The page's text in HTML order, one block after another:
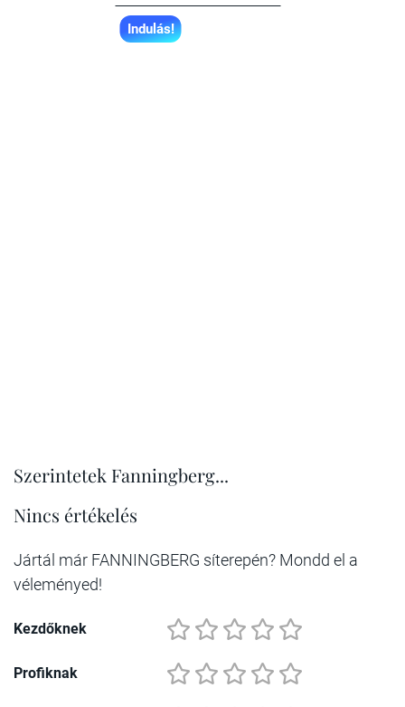
Indulás!
Szerintetek Fanningberg...
Nincs értékelés
Jártál már FANNINGBERG síterepén? Mondd el a
véleményed!
Kezdőknek
Profiknak